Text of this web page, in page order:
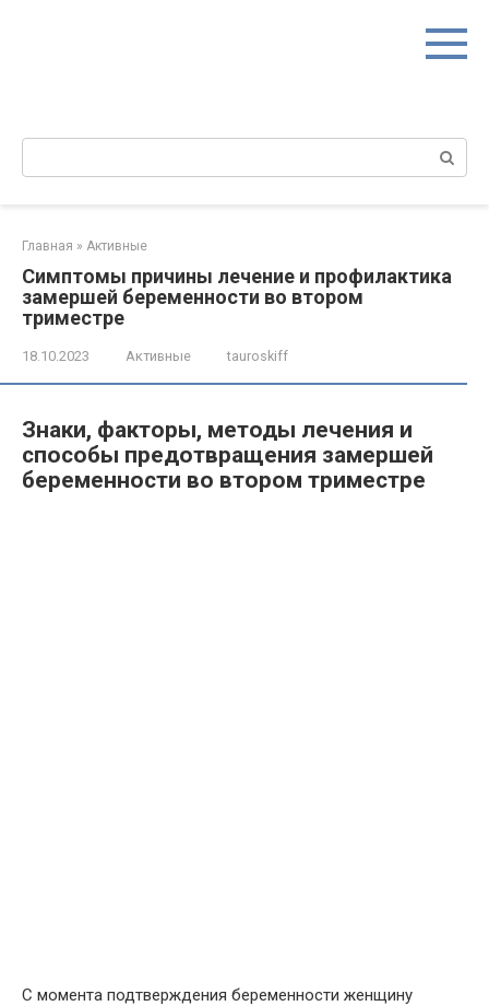
Поиск:
Главная » Активные
Симптомы причины лечение и профилактика
замершей беременности во втором
триместре
18.10.2023 Активные tauroskiff
Знаки, факторы, методы лечения и
способы предотвращения замершей
беременности во втором триместре
С момента подтверждения беременности женщину